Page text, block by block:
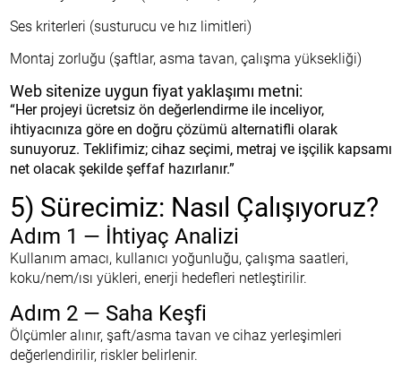
Ses kriterleri (susturucu ve hız limitleri)
Montaj zorluğu (şaftlar, asma tavan, çalışma yüksekliği)
Web sitenize uygun fiyat yaklaşımı metni:
“Her projeyi ücretsiz ön değerlendirme ile inceliyor,
ihtiyacınıza göre en doğru çözümü alternatifli olarak
sunuyoruz. Teklifimiz; cihaz seçimi, metraj ve işçilik kapsamı
net olacak şekilde şeffaf hazırlanır.”
5) Sürecimiz: Nasıl Çalışıyoruz?
Adım 1 — İhtiyaç Analizi
Kullanım amacı, kullanıcı yoğunluğu, çalışma saatleri,
koku/nem/ısı yükleri, enerji hedefleri netleştirilir.
Adım 2 — Saha Keşfi
Ölçümler alınır, şaft/asma tavan ve cihaz yerleşimleri
değerlendirilir, riskler belirlenir.